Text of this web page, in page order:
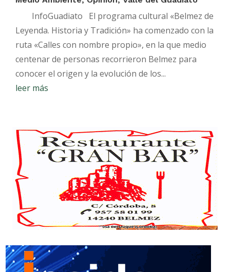
InfoGuadiato El programa cultural «Belmez de
Leyenda. Historia y Tradición» ha comenzado con la
ruta «Calles con nombre propio», en la que medio
centenar de personas recorrieron Belmez para
conocer el origen y la evolución de los...
leer más